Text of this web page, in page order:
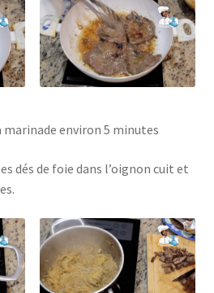
marinade environ 5 minutes
dés de foie dans l’oignon cuit et